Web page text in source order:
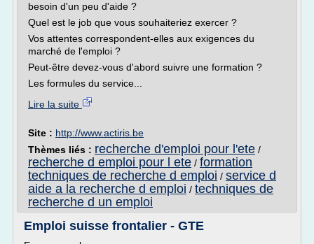
besoin d'un peu d'aide ?
Quel est le job que vous souhaiteriez exercer ?
Vos attentes correspondent-elles aux exigences du
marché de l'emploi ?
Peut-être devez-vous d'abord suivre une formation ?
Les formules du service...
Lire la suite
Site : http://www.actiris.be
Thèmes liés : recherche d'emploi pour l'ete /
recherche d emploi pour l ete / formation
techniques de recherche d emploi / service d
aide a la recherche d emploi / techniques de
recherche d un emploi
Emploi suisse frontalier - GTE